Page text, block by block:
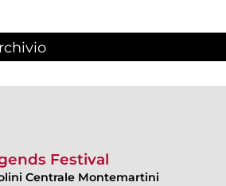
Festival
Centrale Montemartini